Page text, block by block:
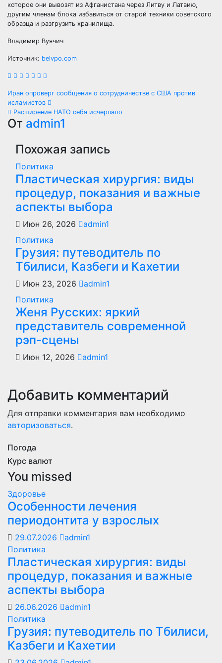
которое они вывозят из Афганистана через Литву и Латвию,
другим членам блока избавиться от старой техники советского
образца и разгрузить хранилища.
Владимир Вуячич
Источник: belvpo.com
Навигация
по
записям
Иран опроверг сообщения о сотрудничестве с США против
исламистов
Расширение НАТО себя исчерпало
От admin1
Похожая запись
Политика
Пластическая хирургия: виды
процедур, показания и важные
аспекты выбора
Июн 26, 2026
admin1
Политика
Грузия: путеводитель по
Тбилиси, Казбеги и Кахетии
Июн 23, 2026
admin1
Политика
Женя Русских: яркий
представитель современной
рэп-сцены
Июн 12, 2026 admin1
Добавить комментарий
Для отправки комментария вам необходимо
авторизоваться.
Погода
Курс валют
You missed
Здоровье
Особенности лечения
периодонтита у взрослых
29.07.2026
admin1
Политика
Пластическая хирургия: виды
процедур, показания и важные
аспекты выбора
26.06.2026
admin1
Политика
Грузия: путеводитель по Тбилиси,
Казбеги и Кахетии